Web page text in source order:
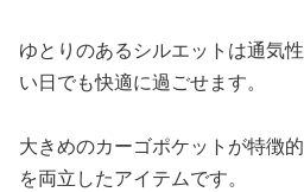
ゆとりのあるシルエットは通気
い日でも快適に過ごせます。
大きめのカーゴポケットが特徴
を両立したアイテムです。